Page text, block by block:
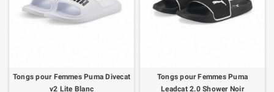
Tongs pour Femmes Puma Divecat
v2 Lite Blanc
Tongs pour Femmes Puma
Leadcat 2.0 Shower Noir